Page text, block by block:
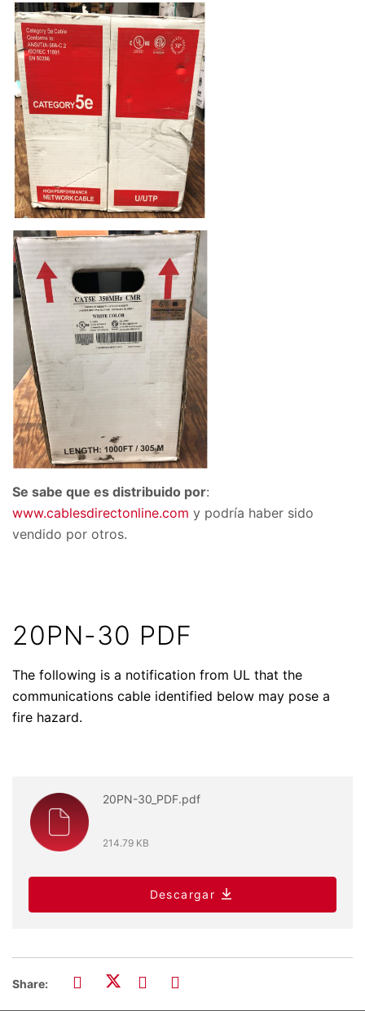
Se sabe que es distribuido por:
www.cablesdirectonline.com y podría haber sido
vendido por otros.
20PN-30 PDF
The following is a notification from UL that the
communications cable identified below may pose a
fire hazard.
20PN-30_PDF.pdf
214.79 KB
Descargar
Share: